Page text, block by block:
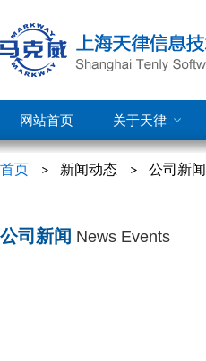
网站首页 关于天律
首页 新闻动态 公司新闻
公司新闻 News Events